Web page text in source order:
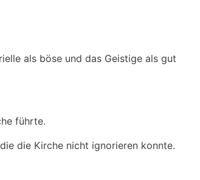
als böse und das Geistige als gut
führte.
die Kirche nicht ignorieren konnte.